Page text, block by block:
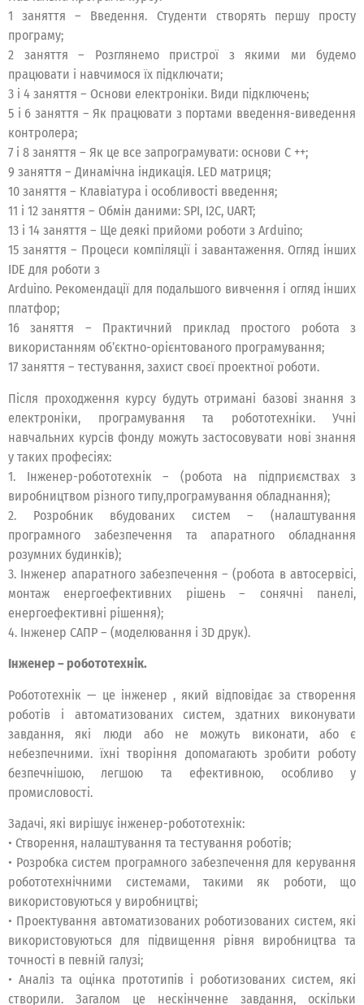
1 заняття – Введення. Студенти створять першу просту
програму;
2 заняття – Розглянемо пристрої з якими ми будемо
працювати і навчимося їх підключати;
3 і 4 заняття – Основи електроніки. Види підключень;
5 і 6 заняття – Як працювати з портами введення-виведення
контролера;
7 і 8 заняття – Як це все запрограмувати: основи С ++;
9 заняття – Динамічна індикація. LED матриця;
10 заняття – Клавіатура і особливості введення;
11 і 12 заняття – Обмін даними: SPI, І2С, UART;
13 і 14 заняття – Ще деякі прийоми роботи з Arduino;
15 заняття – Процеси компіляції і завантаження. Огляд інших
IDE для роботи з
Arduino. Рекомендації для подальшого вивчення і огляд інших
платфор;
16 заняття – Практичний приклад простого робота з
використанням об’єктно-орієнтованого програмування;
17 заняття – тестування, захист своєї проектної роботи.
Після проходження курсу будуть отримані базові знання з
електроніки, програмування та робототехніки. Учні
навчальних курсів фонду можуть застосовувати нові знання
у таких професіях:
1. Інженер-робототехнік – (робота на підприємствах з
виробництвом різного типу,програмування обладнання);
2. Розробник вбудованих систем – (налаштування
програмного забезпечення та апаратного обладнання
розумних будинків);
3. Інженер апаратного забезпечення – (робота в автосервісі,
монтаж енергоефективних рішень – сонячні панелі,
енергоефективні рішення);
4. Інженер САПР – (моделювання і 3D друк).
Інженер – робототехнік.
Робототехнік — це інженер , який відповідає за створення
роботів і автоматизованих систем, здатних виконувати
завдання, які люди або не можуть виконати, або є
небезпечними. їхні творіння допомагають зробити роботу
безпечнішою, легшою та ефективною, особливо у
промисловості.
Задачі, які вирішує інженер-робототехнік:
• Створення, налаштування та тестування роботів;
• Розробка систем програмного забезпечення для керування
робототехнічними системами, такими як роботи, що
використовуються у виробництві;
• Проектування автоматизованих роботизованих систем, які
використовуються для підвищення рівня виробництва та
точності в певній галузі;
• Аналіз та оцінка прототипів і роботизованих систем, які
створили. Загалом це нескінченне завдання, оскільки